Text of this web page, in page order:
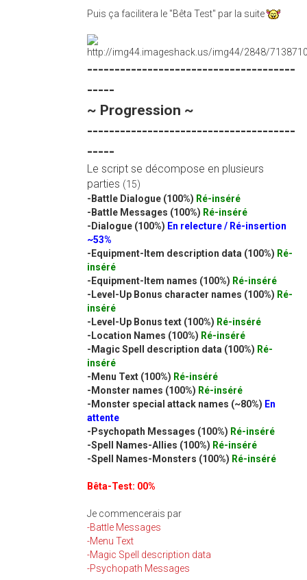
Puis ça facilitera le "Bêta Test" par la suite
--------------------------------------
-----
~ Progression ~
--------------------------------------
-----
Le script se décompose en plusieurs
parties (15)
-Battle Dialogue (100%) Ré-inséré
-Battle Messages (100%) Ré-inséré
-Dialogue (100%) En relecture / Ré-insertion
~53%
-Equipment-Item description data (100%) Ré-
inséré
-Equipment-Item names (100%) Ré-inséré
-Level-Up Bonus character names (100%) Ré-
inséré
-Level-Up Bonus text (100%) Ré-inséré
-Location Names (100%) Ré-inséré
-Magic Spell description data (100%) Ré-
inséré
-Menu Text (100%) Ré-inséré
-Monster names (100%) Ré-inséré
-Monster special attack names (~80%) En
attente
-Psychopath Messages (100%) Ré-inséré
-Spell Names-Allies (100%) Ré-inséré
-Spell Names-Monsters (100%) Ré-inséré
Bêta-Test: 00%
Je commencerais par
-Battle Messages
-Menu Text
-Magic Spell description data
-Psychopath Messages